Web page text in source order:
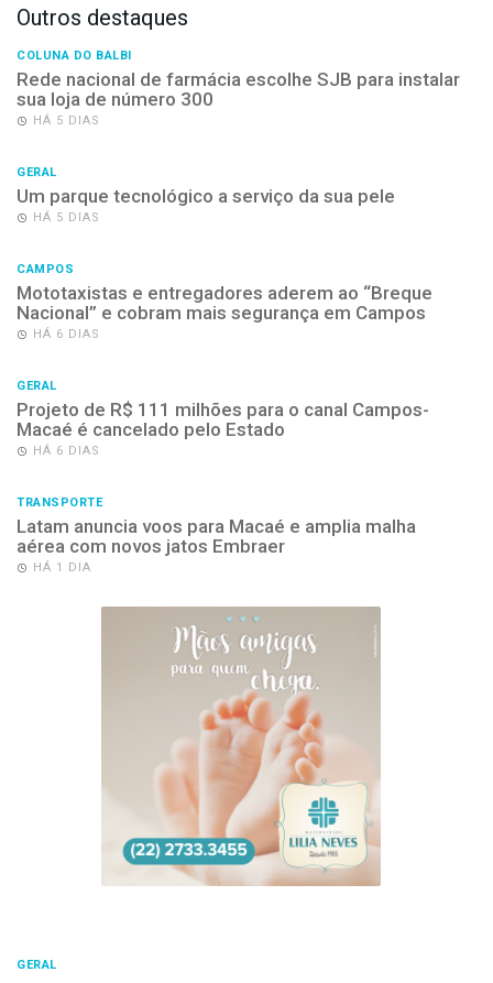
Outros destaques
COLUNA DO BALBI
Rede nacional de farmácia escolhe SJB para instalar
sua loja de número 300
HÁ 5 DIAS
GERAL
Um parque tecnológico a serviço da sua pele
HÁ 5 DIAS
CAMPOS
Mototaxistas e entregadores aderem ao “Breque
Nacional” e cobram mais segurança em Campos
HÁ 6 DIAS
GERAL
Projeto de R$ 111 milhões para o canal Campos-
Macaé é cancelado pelo Estado
HÁ 6 DIAS
TRANSPORTE
Latam anuncia voos para Macaé e amplia malha
aérea com novos jatos Embraer
HÁ 1 DIA
GERAL